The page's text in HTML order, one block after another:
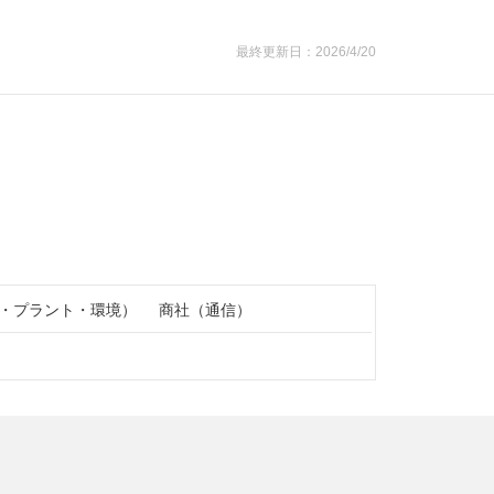
最終更新日：2026/4/20
プラント・環境） 商社（通信）